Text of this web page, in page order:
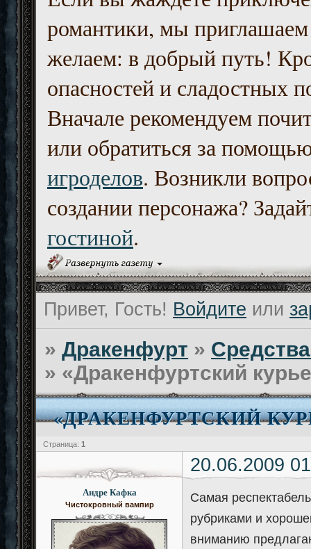
романтики, мы приглашаем
желаем: в добрый путь!
опасностей и сладостных
Вначале рекомендуем
или обратиться за
игроделов. Возникли
создании персонажа?
гостиной.
Привет, Гость! Войдите или
»Дракенфурт »
» «Дракенфуртский
«ДРАКЕНФУРТСКИЙ
Страница: 1
20.06.2009
Андре Кафка
Чистокровный вампир
Самая
рубриками и
вниманию